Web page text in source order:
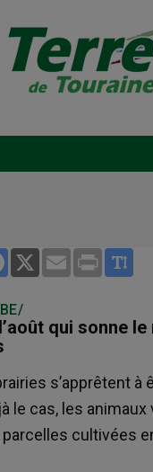
Facebook
X Email Print
qui sonne
s’apprêtent à
le cas, les
cultivées